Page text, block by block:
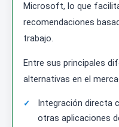
Microsoft, lo que
recomendaciones
trabajo.
Entre sus principales
alternativas en el
Integración directa
otras aplicaciones